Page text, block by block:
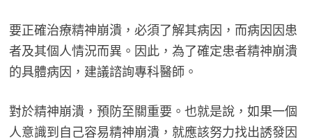
要正確治療精神崩潰，必須了解其病因，而病因因患
者及其個人情況而異。因此，為了確定患者精神崩潰
的具體病因，建議諮詢專科醫師。
對於精神崩潰，預防至關重要。也就是說，如果一個
人意識到自己容易精神崩潰，就應該努力找出誘發因